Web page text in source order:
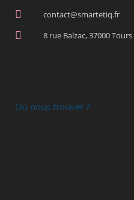
contact@smartetiq.fr
8 rue Balzac, 37000 Tours
Où nous trouver ?